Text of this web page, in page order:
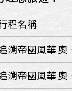
🍁北海道
🍁新潟‧
🍁伊豆‧
❄️札幌雪
郵輪國外
國內旅遊
程名稱
溯帝國風華 奧
溯帝國風華 奧